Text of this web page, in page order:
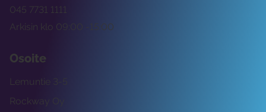
Arkisin klo 09:00 -15:00
045 7731 1111
Osoite
Rockway Oy
Lemuntie 3-5